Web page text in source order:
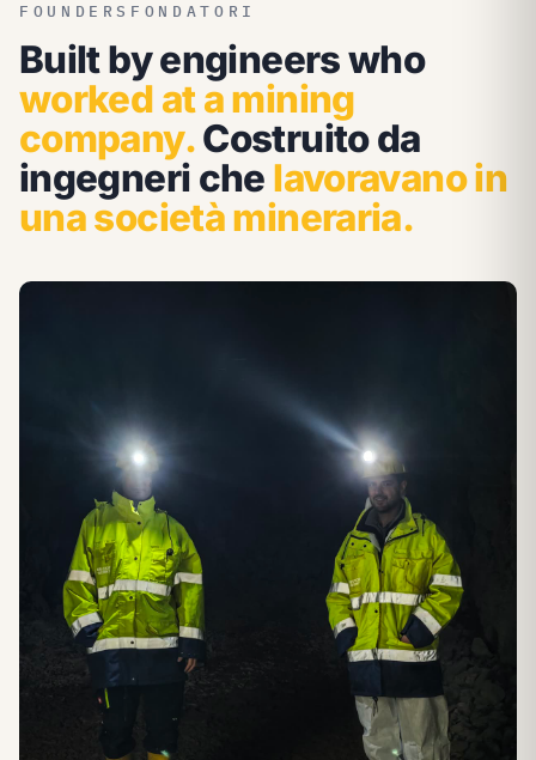
FOUNDERS FONDATORI
Built by engineers who
worked at a mining
company.Costruito da
ingegneri che lavoravano in
una società mineraria.